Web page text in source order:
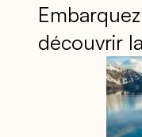
découvrir